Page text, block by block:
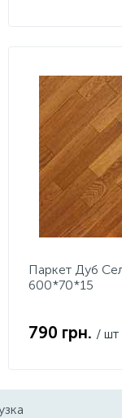
Паркет Дуб
600*70*15
790 грн. / шт